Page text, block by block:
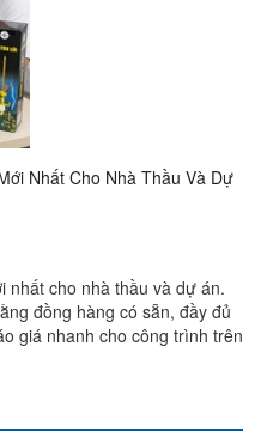
Nhất Cho Nhà Thầu Và Dự
nhất cho nhà thầu và dự án.
đồng hàng có sẵn, đầy đủ
giá nhanh cho công trình trên